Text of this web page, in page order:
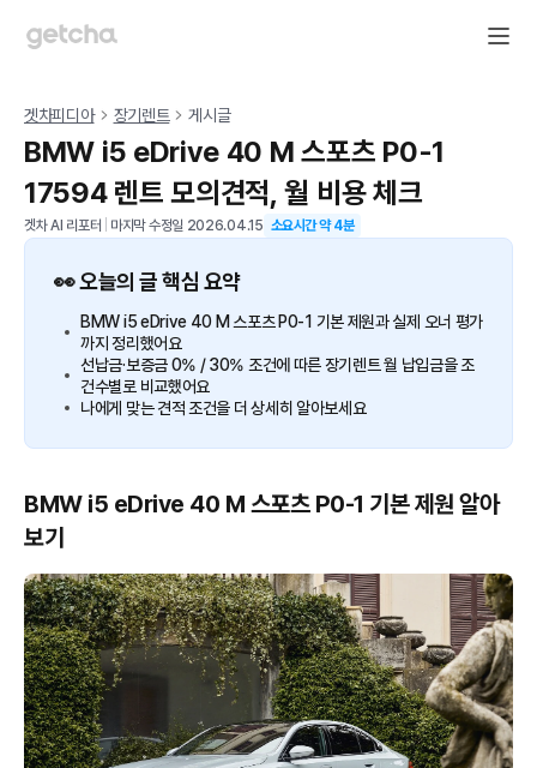
겟차피디아 장기렌트 게시글
BMW i5 eDrive 40 M 스포츠 P0-1
17594 렌트 모의견적, 월 비용 체크
겟차 AI 리포터 마지막 수정일 2026.04.15 소요시간 약4분
👀 오늘의 글 핵심 요약
BMW i5 eDrive 40 M 스포츠 P0-1 기본 제원과 실제 오너 평가
까지 정리했어요
선납금·보증금 0% / 30% 조건에 따른 장기렌트 월 납입금을 조
건수별로 비교했어요
나에게 맞는 견적 조건을 더 상세히 알아보세요
BMW i5 eDrive 40 M 스포츠 P0-1 기본 제원 알아
보기